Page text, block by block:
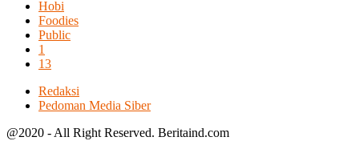
Hobi
Foodies
Public
1
13
Redaksi
Pedoman Media Siber
@2020 - All Right Reserved. Beritaind.com